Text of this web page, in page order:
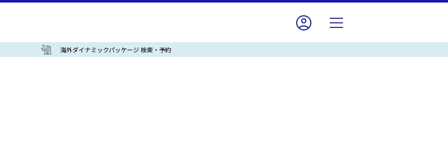
海外ダイナミックパッケージ 検索・予約